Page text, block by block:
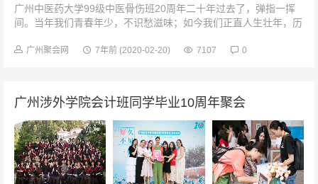
广州中医药大学99级中医骨伤班20周年二十年过去了，弹指一挥
间。当年我们青春年少，不识愁滋味；如今我们正直人生壮年，历
还是那么真，话还是那么亲...
广州聚会网 7年前 (2020-02-20) 7107 0
广州涉外学院会计班同学毕业10周年聚会